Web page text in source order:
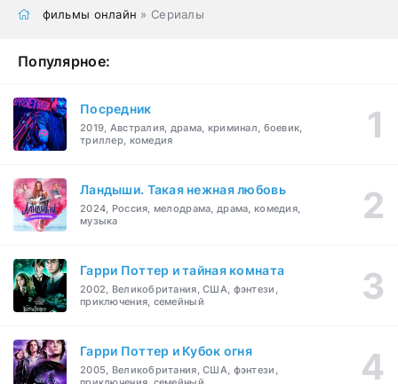
фильмы онлайн » Сериалы
Популярное:
Посредник
2019, Австралия, драма, криминал, боевик,
триллер, комедия
Ландыши. Такая нежная любовь
2024, Россия, мелодрама, драма, комедия,
музыка
Гарри Поттер и тайная комната
2002, Великобритания, США, фэнтези,
приключения, семейный
Гарри Поттер и Кубок огня
2005, Великобритания, США, фэнтези,